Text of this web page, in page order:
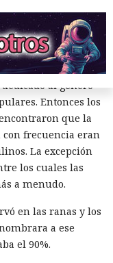
el 25 de junio
equidad,
al género
Entonces los
que la
frecuencia eran
La excepción
los cuales las
a menudo.
en las ranas y los
a ese
el 90%.